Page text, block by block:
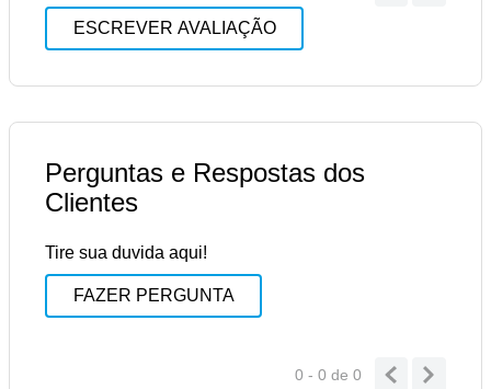
ESCREVER AVALIAÇÃO
Perguntas e Respostas dos
Clientes
Tire sua duvida aqui!
FAZER PERGUNTA
0 - 0 de 0